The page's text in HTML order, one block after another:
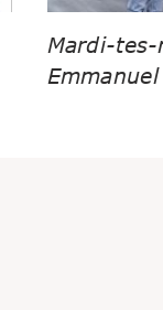
Mardi-